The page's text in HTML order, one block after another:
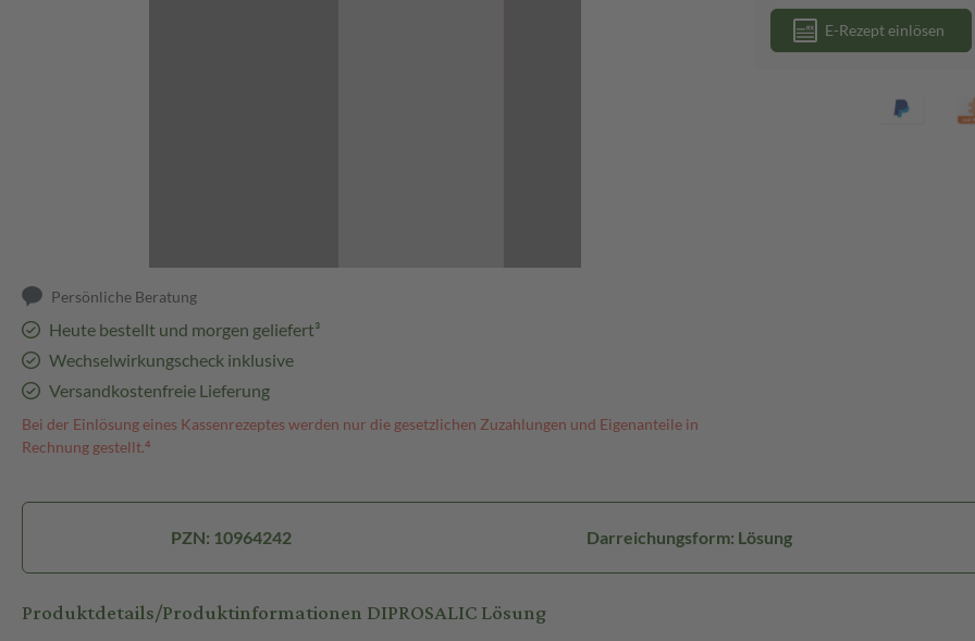
Persönliche Beratung
Heute bestellt und morgen geliefert³
Wechselwirkungscheck inklusive
Versandkostenfreie Lieferung
Bei der Einlösung eines Kassenrezeptes werden nur die gesetzlichen Zuzahlungen und Eigenanteile in
Rechnung gestellt.⁴
E-Rezept einlösen
PZN: 10964242 Darreichungsform: Lösung
Produktdetails/Produktinformationen DIPROSALIC Lösung